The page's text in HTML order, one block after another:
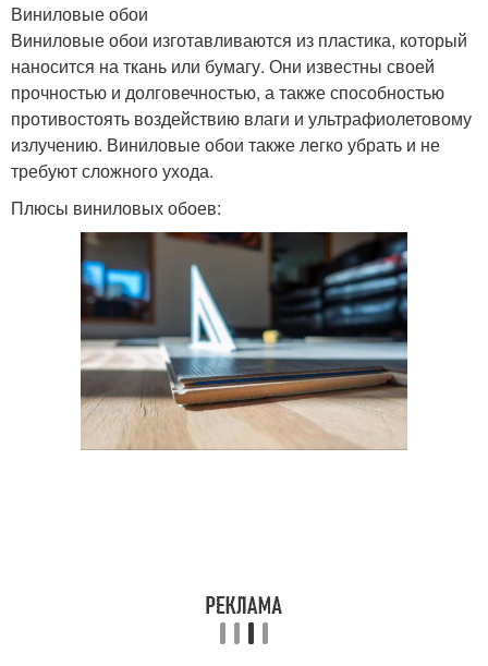
Виниловые обои
Виниловые обои изготавливаются из пластика, который
наносится на ткань или бумагу. Они известны своей
прочностью и долговечностью, а также способностью
противостоять воздействию влаги и ультрафиолетовому
излучению. Виниловые обои также легко убрать и не
требуют сложного ухода.
Плюсы виниловых обоев: